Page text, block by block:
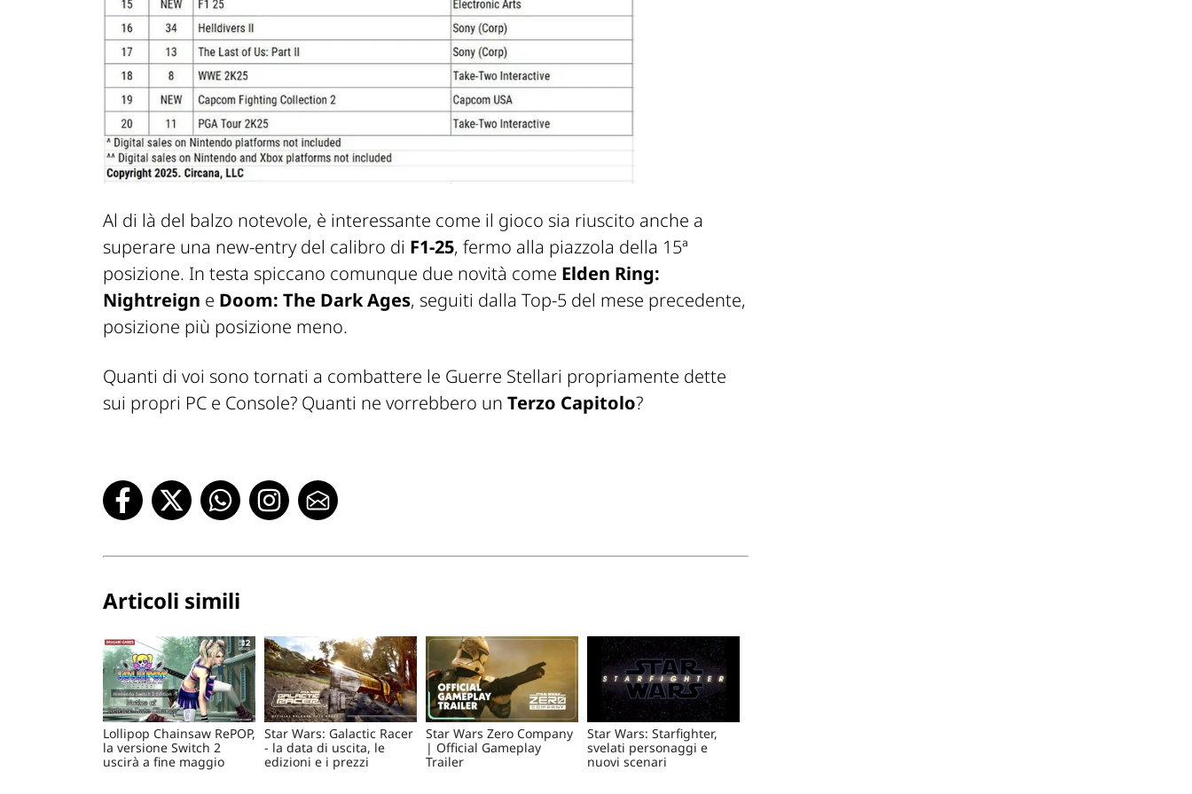
Al di là del balzo notevole, è interessante come il gioco sia riuscito anche a
superare una new-entry del calibro di F1-25, fermo alla piazzola della 15ª
posizione. In testa spiccano comunque due novità come Elden Ring:
Nightreign e Doom: The Dark Ages, seguiti dalla Top-5 del mese precedente,
posizione più posizione meno.
Quanti di voi sono tornati a combattere le Guerre Stellari propriamente dette
sui propri PC e Console? Quanti ne vorrebbero un Terzo Capitolo?
Articoli simili
Lollipop Chainsaw RePOP,
la versione Switch 2
uscirà a fine maggio
Star Wars: Galactic Racer
- la data di uscita, le
edizioni e i prezzi
Star Wars Zero Company
| Official Gameplay
Trailer
Star Wars: Starfighter,
svelati personaggi e
nuovi scenari